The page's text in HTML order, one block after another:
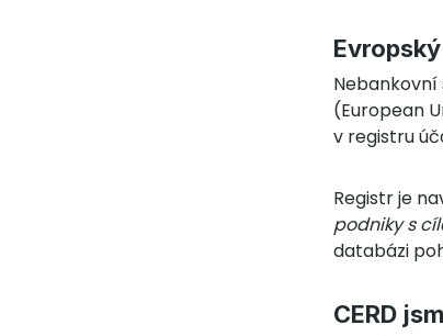
(European
v registru
Registr je
podniky s
databázi
CERD